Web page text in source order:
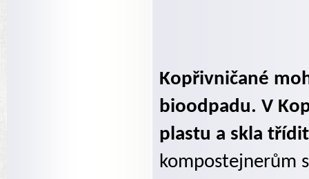
Kopřivničané
bioodpadu. V
plastu a skla
kompostejnerům